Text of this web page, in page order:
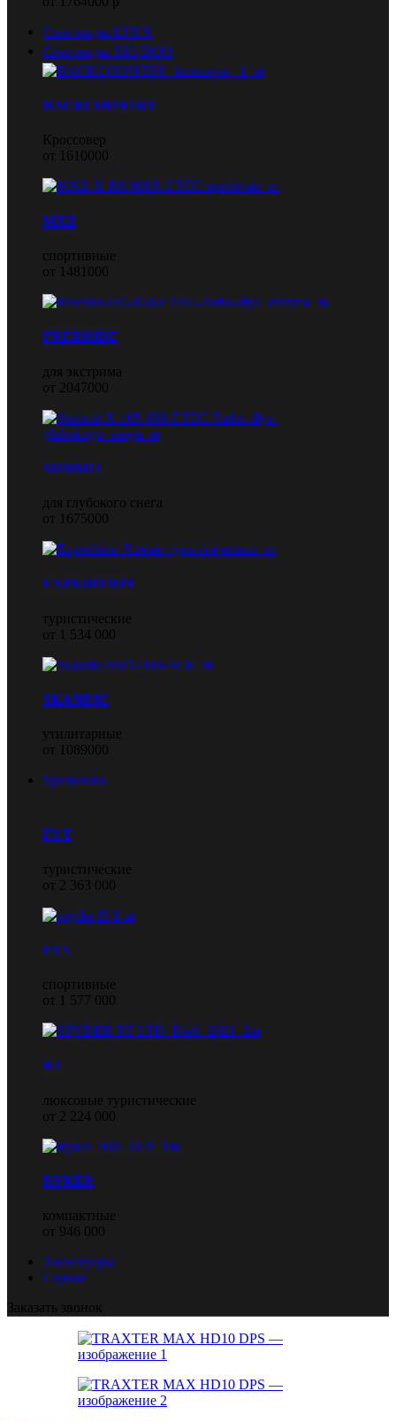
Снегоходы LYNX
Снегоходы SKI-DOO
BACKCOUNTRY
Кроссовер
от 1610000
MXZ
спортивные
от 1481000
FREERIDE
для экстрима
от 2047000
SUMMIT
для глубокого снега
от 1675000
EXPEDITION
туристические
от 1 534 000
SKANDIC
утилитарные
от 1089000
Трициклы
F3 T
туристические
от 2 363 000
F3 S
спортивные
от 1 577 000
RT
люксовые туристические
от 2 224 000
RYKER
компактные
от 946 000
Аксессуары
Сервис
Заказать звонок